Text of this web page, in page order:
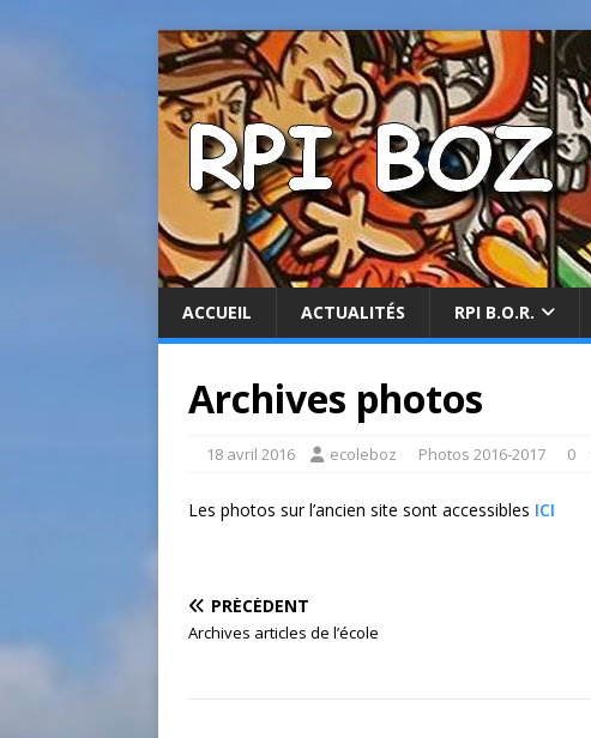
ACCUEIL ACTUALITÉS RPI B.O.R.
Archives photos
18 avril 2016 ecoleboz Photos 2016-2017 0
Les photos sur l’ancien site sont accessibles ICI
PRÉCÉDENT
Archives articles de l’école